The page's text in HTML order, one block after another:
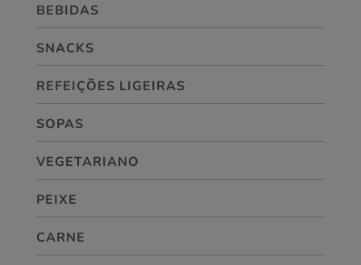
BEBIDAS
SNACKS
REFEIÇÕES LIGEIRAS
SOPAS
VEGETARIANO
PEIXE
CARNE